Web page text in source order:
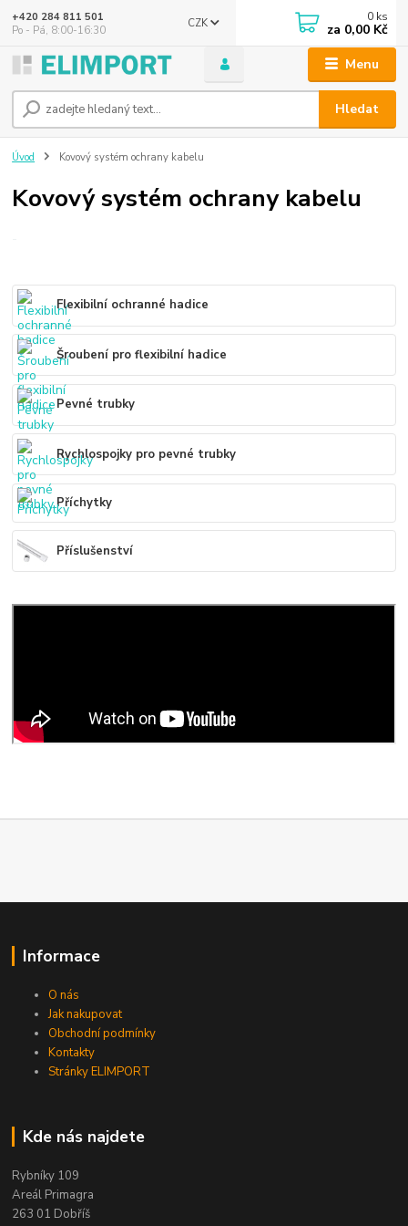
Menu
CZK
Hledat
+420 284 811 501
Po - Pá, 8:00-16:30
0 ks
za 0,00 Kč
Úvod Kovový systém ochrany kabelu
Kovový systém ochrany kabelu
Flexibilní ochranné hadice
Šroubení pro flexibilní hadice
Pevné trubky
Rychlospojky pro pevné trubky
Příchytky
Příslušenství
Informace
O nás
Jak nakupovat
Obchodní podmínky
Kontakty
Stránky ELIMPORT
Kde nás najdete
Rybníky 109
Areál Primagra
263 01 Dobříš